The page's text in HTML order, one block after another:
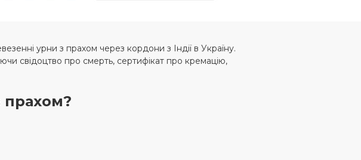
урни з прахом через кордони з Індії в Україну.
свідоцтво про смерть, сертифікат про кремацію,
прахом?